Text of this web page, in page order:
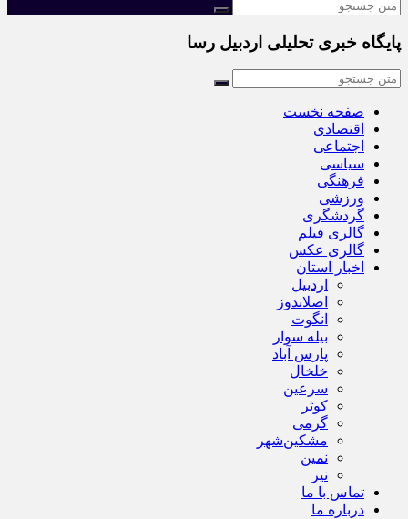
پایگاه خبری تحلیلی اردبیل رسا
صفحه نخست
اقتصادی
اجتماعی
سیاسی
فرهنگی
ورزشی
گردشگری
گالری فیلم
گالری عکس
اخبار استان
اردبیل
اصلاندوز
انگوت
بیله سوار
پارس آباد
خلخال
سرعین
کوثر
گرمی
مشکین‌شهر
نمین
نیر
تماس با ما
درباره ما